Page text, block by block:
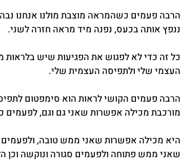
הרבה פעמים כשהמראה מוצבת מולנו אנחנו
ננפץ אותה בכעס, נפנה מיד מראה חזרה לשני.
כל זה כדי לא לפגוש את הפגיעות שיש
העצמי שלי ולתפיסה העצמית שלי.
הרבה פעמים הקושי לראות הוא סימפטום
מורכבת מכילה אפשרות שאני גם וגם, לפעמים
היא מכילה אפשרות שאני ממש טובה,
שאני ממש פתוחה ולפעמים סגורה ונוקשה וכן